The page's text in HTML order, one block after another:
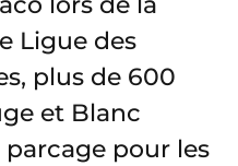
Ligue des
plus de 600
et Blanc
pour les